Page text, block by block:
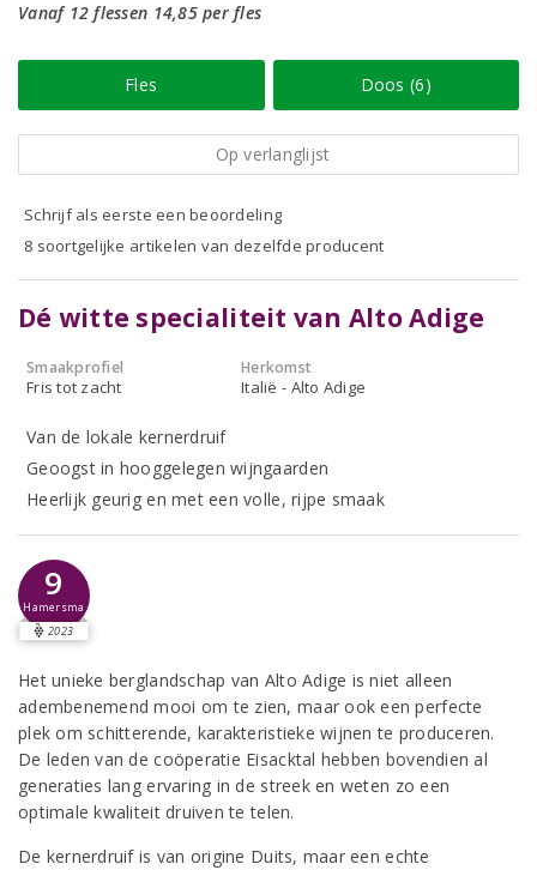
Vanaf 12 flessen 14,85 per fles
Fles Doos (6)
Op verlanglijst
Schrijf als eerste een beoordeling
8 soortgelijke artikelen van dezelfde producent
Dé witte specialiteit van Alto Adige
Smaakprofiel
Fris tot zacht
Herkomst
Italië - Alto Adige
Van de lokale kernerdruif
Geoogst in hooggelegen wijngaarden
Heerlijk geurig en met een volle, rijpe smaak
9
Hamersma
2023
Het unieke berglandschap van Alto Adige is niet alleen
adembenemend mooi om te zien, maar ook een perfecte
plek om schitterende, karakteristieke wijnen te produceren.
De leden van de coöperatie Eisacktal hebben bovendien al
generaties lang ervaring in de streek en weten zo een
optimale kwaliteit druiven te telen.
De kernerdruif is van origine Duits, maar een echte